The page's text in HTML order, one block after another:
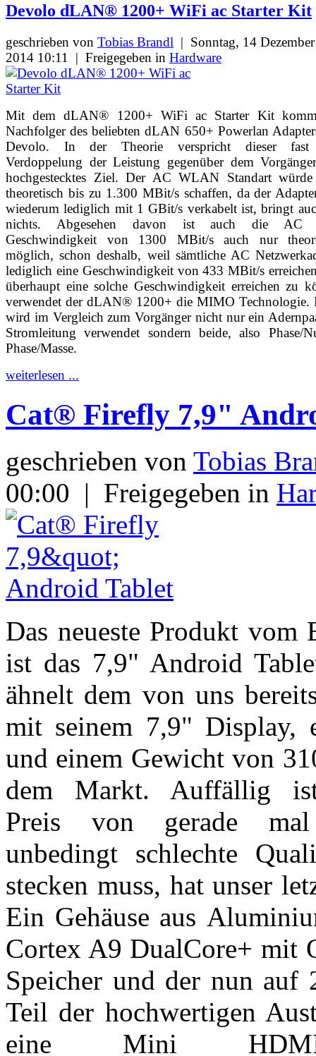
Devolo dLAN® 1200+ WiFi ac Starter Kit
geschrieben von Tobias Brandl | Sonntag, 14 Dezember
2014 10:11
| Freigegeben in Hardware
Mit dem dLAN® 1200+ WiFi ac Starter Kit
Nachfolger des beliebten dLAN 650+ Powerlan
Devolo. In der Theorie verspricht dieser fast
Verdoppelung der Leistung gegenüber dem
hochgestecktes Ziel. Der AC WLAN Standart
theoretisch bis zu 1.300 MBit/s schaffen, da der
wiederum lediglich mit 1 GBit/s verkabelt ist, bringt
nichts. Abgesehen davon ist auch die AC
Geschwindigkeit von 1300 MBit/s auch nur
möglich, schon deshalb, weil sämtliche AC
lediglich eine Geschwindigkeit von 433 MBit/s
überhaupt eine solche Geschwindigkeit erreichen zu
verwendet der dLAN® 1200+ die MIMO Technologie.
wird im Vergleich zum Vorgänger nicht nur ein
Stromleitung verwendet sondern beide, also Phase/
Phase/Masse.
weiterlesen ...
Cat® Firefly 7,9"
geschrieben von Tobias
00:00 | Freigegeben in
Das neueste Produkt vom
ist das 7,9" Android
ähnelt dem von uns
mit seinem 7,9" Display,
und einem Gewicht von
dem Markt. Auffällig
Preis von gerade
unbedingt schlechte
stecken muss, hat unser
Ein Gehäuse aus
Cortex A9 DualCore+ mit
Speicher und der nun auf
Teil der hochwertigen
eine Mini HDMI